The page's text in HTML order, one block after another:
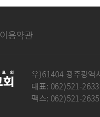
이용약관
우)61404 광주광역
대표: 062)521-2633
팩스: 062)521-2635